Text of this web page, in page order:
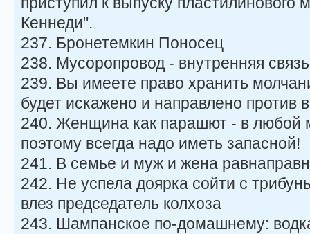
Кеннеди".
237. Бронетемкин Поносец
238. Мусоропровод - внутренняя
239. Вы имеете право хранить
будет искажено и направлено против
240. Женщина как парашют - в любой
поэтому всегда надо иметь запасной!
241. В семье и муж и жена
242. Не успела доярка сойти с
влез председатель колхоза
243. Шампанское по-домашнему: